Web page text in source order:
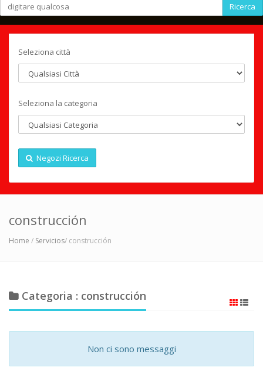
Ricerca
Seleziona città
Seleziona la categoria
Negozi Ricerca
construcción
Home / Servicios/ construcción
Categoria : construcción
Non ci sono messaggi